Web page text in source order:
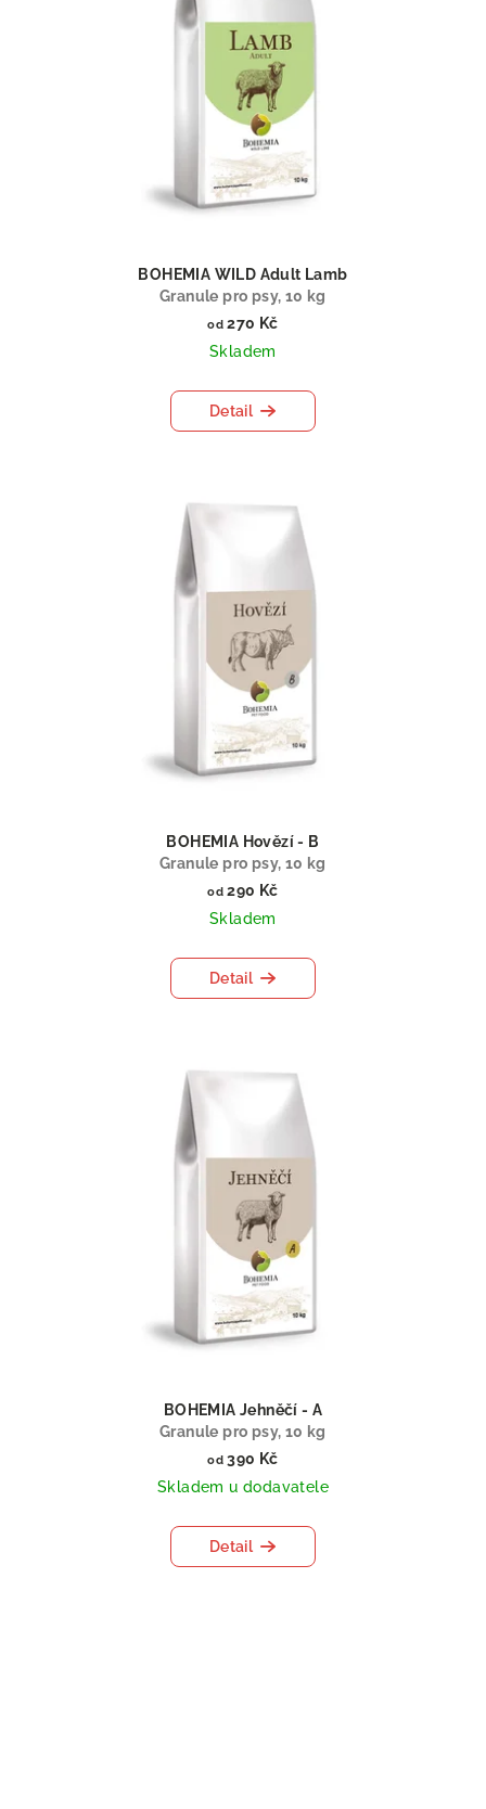
BOHEMIA WILD Adult Lamb
Granule pro psy, 10 kg
od 270 Kč
Skladem
Detail
BOHEMIA Hovězí - B
Granule pro psy, 10 kg
od 290 Kč
Skladem
Detail
BOHEMIA Jehněčí - A
Granule pro psy, 10 kg
od 390 Kč
Skladem u dodavatele
Detail